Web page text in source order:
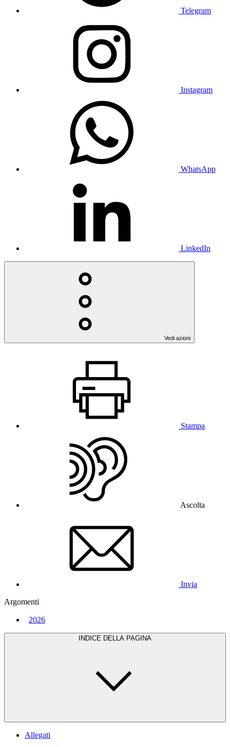
Telegram
Instagram
WhatsApp
LinkedIn
Vedi azioni
Stampa
Ascolta
Invia
Argomenti
2026
INDICE DELLA PAGINA
Allegati